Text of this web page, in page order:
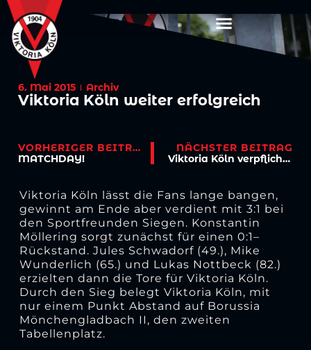
6. Mai 2015 Archiv
Viktoria Köln weiter erfolgreich
VORHERIGER BEITRAG
MATCHDAY!
NÄCHSTER BEITRAG
Viktoria Köln verpflichtet Mittelstürmer
Viktoria Köln lässt die Fans lange bangen,
gewinnt am Ende aber verdient mit 3:1 bei
den Sportfreunden Siegen. Konstantin
Möllering sorgt zunächst für einen 0:1–
Rückstand. Jules Schwadorf (49.), Mike
Wunderlich (65.) und Lukas Nottbeck (82.)
erzielten dann die Tore für Viktoria Köln.
Durch den Sieg belegt Viktoria Köln, mit
nur einem Punkt Abstand auf Borussia
Mönchengladbach II, den zweiten
Tabellenplatz.